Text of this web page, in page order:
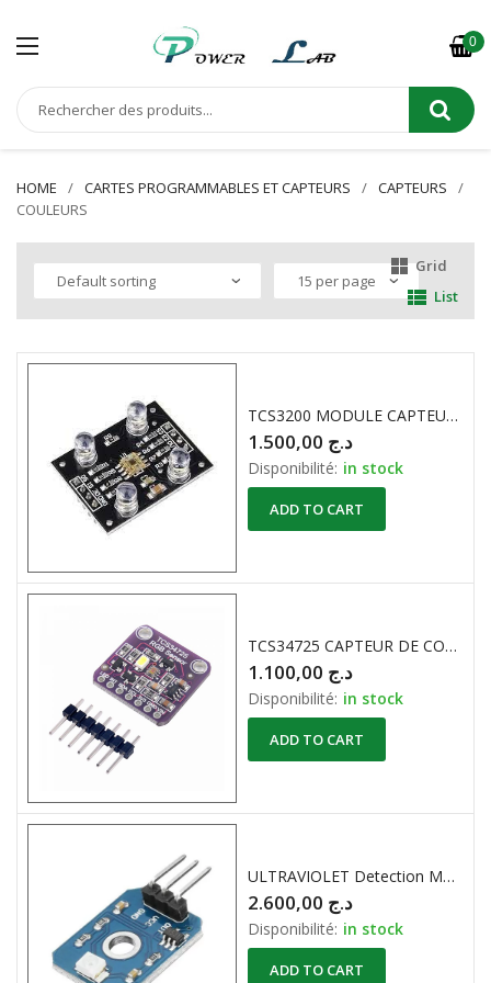
0
HOME CARTES PROGRAMMABLES ET CAPTEURS
CAPTEURS
COULEURS
Grid
List
TCS3200 MODULE CAPTEUR DE COULEUR
د.ج
Disponibilité: in stock
ADD TO CART
TCS34725 CAPTEUR DE COULEUR RGB
د.ج
Disponibilité: in stock
ADD TO CART
ULTRAVIOLET Detection Module pour ARDUINO
د.ج
Disponibilité: in stock
ADD TO CART